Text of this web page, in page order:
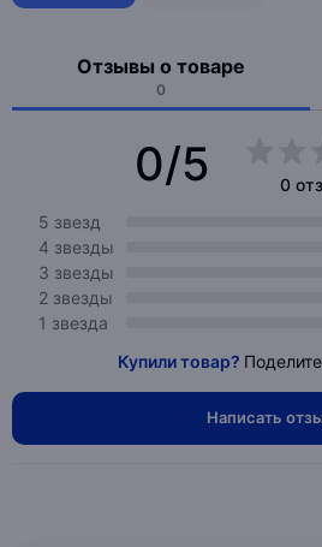
Отзывы о товаре
0
0/5
0
5 звезд
4 звезды
3 звезды
2 звезды
1 звезда
Купили товар?
Написать